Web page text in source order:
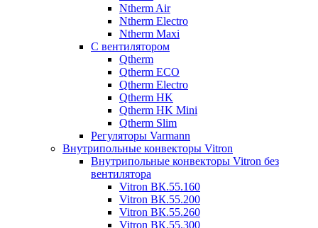
Ntherm Air
Ntherm Electro
Ntherm Maxi
С вентилятором
Qtherm
Qtherm ECO
Qtherm Electro
Qtherm HK
Qtherm HK Mini
Qtherm Slim
Регуляторы Varmann
Внутрипольные конвекторы Vitron
Внутрипольные конвекторы Vitron без
вентилятора
Vitron ВК.55.160
Vitron ВК.55.200
Vitron ВК.55.260
Vitron ВК.55.300